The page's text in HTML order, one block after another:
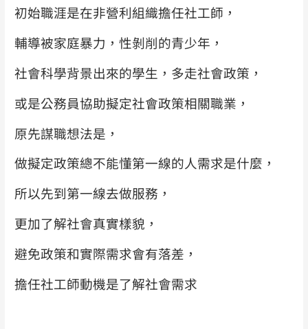
初始職涯是在非營利組織擔任社工師，
輔導被家庭暴力，性剝削的青少年，
社會科學背景出來的學生，多走社會政策，
或是公務員協助擬定社會政策相關職業，
原先謀職想法是，
做擬定政策總不能懂第一線的人需求是什麼，
所以先到第一線去做服務，
更加了解社會真實樣貌，
避免政策和實際需求會有落差，
擔任社工師動機是了解社會需求